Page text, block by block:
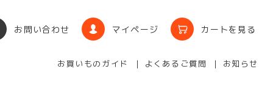
お問い合わせ マイページ カートを見る
お買いものガイド よくあるご質問 お知らせ